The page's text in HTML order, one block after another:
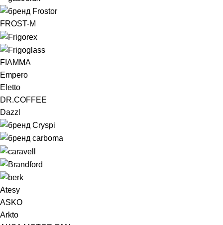
FROST-M
FIAMMA
Empero
Eletto
DR.COFFEE
Dazzl
Atesy
ASKO
Arkto